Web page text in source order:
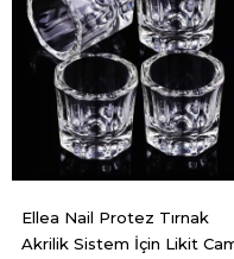
Ellea Nail Protez Tırnak
Akrilik Sistem İçin Likit